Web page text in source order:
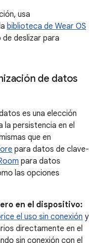
usa
biblioteca de Wear OS
deslizar para
de datos
es una elección
la persistencia en el
que en
para datos de clave-
para datos
las opciones
en el dispositivo:
el uso sin conexión y
directamente en el
sin conexión con el